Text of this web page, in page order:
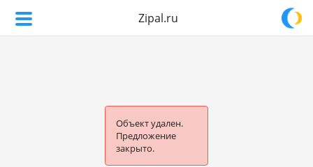
Zipal.ru
Объект удален.
Предложение
закрыто.